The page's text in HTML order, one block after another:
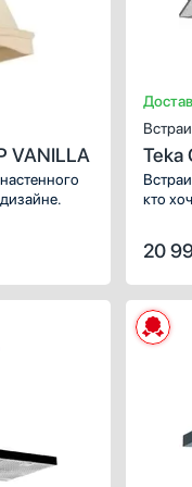
VANILLA
Teka
кто
с
люди
20
Режимы